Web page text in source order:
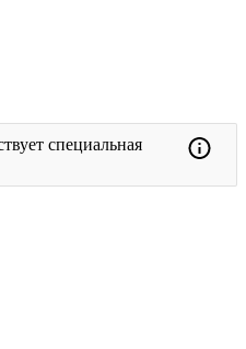
специальная